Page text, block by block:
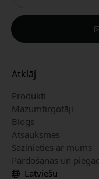
Atklāj
Produkti
Mazumtirgotāji
Blogs
Atsauksmes
Sazinieties ar mums
Pārdošanas un
Latviešu